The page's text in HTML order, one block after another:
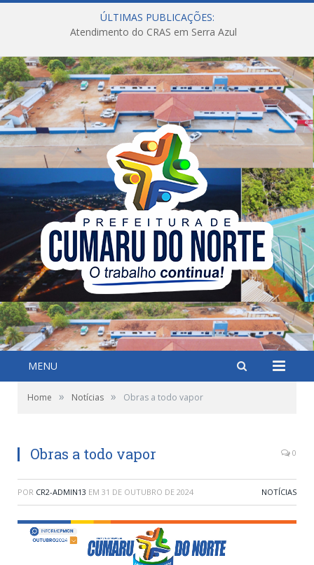
ÚLTIMAS PUBLICAÇÕES:
Atendimento do CRAS em Serra Azul
MENU
Home » Notícias » Obras a todo vapor
Obras a todo vapor 0
POR CR2-ADMIN13 EM 31 DE OUTUBRO DE 2024 NOTÍCIAS